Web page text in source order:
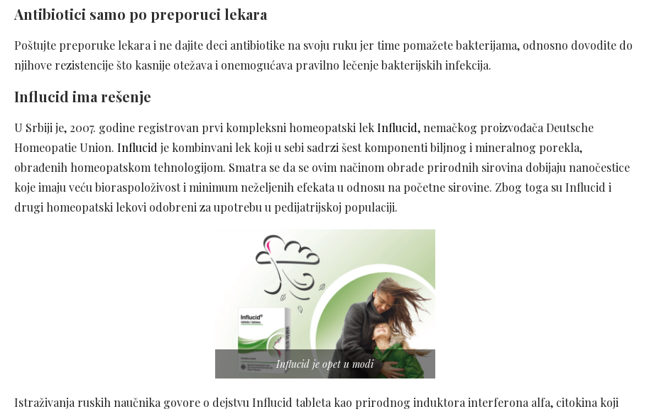
Antibiotici samo po preporuci lekara
Poštujte preporuke lekara i ne dajite deci antibiotike na svoju ruku jer time pomažete bakterijama, odnosno dovodite do
njihove rezistencije što kasnije otežava i onemogućava pravilno lečenje bakterijskih infekcija.
Influcid ima rešenje
U Srbiji je, 2007. godine registrovan prvi kompleksni homeopatski lekInflucid, nemačkog proizvođača Deutsche
Homeopatie Union. Influcid je kombinvani lek koji u sebi sadrzi šest komponenti biljnog i mineralnog porekla,
obrađenih homeopatskom tehnologijom. Smatra se da se ovim načinom obrade prirodnih sirovina dobijaju nanočestice
koje imaju veću bioraspoloživost i minimum neželjenih efekata u odnosu na početne sirovine. Zbog toga su Influcid i
drugi homeopatski lekovi odobreni za upotrebu u pedijatrijskoj populaciji.
Influcid je opet u modi
Istraživanja ruskih naučnika govore o dejstvu Influcid tableta kao prirodnog induktora interferona alfa, citokina koji